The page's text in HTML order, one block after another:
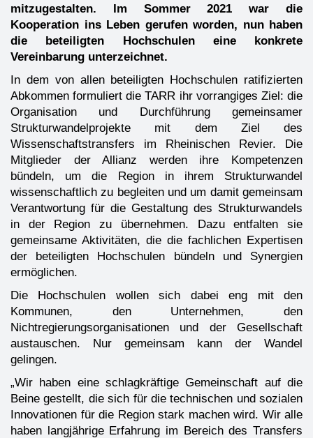
mitzugestalten. Im Sommer 2021 war die
Kooperation ins Leben gerufen worden, nun haben
die beteiligten Hochschulen eine konkrete
Vereinbarung unterzeichnet.
In dem von allen beteiligten Hochschulen ratifizierten
Abkommen formuliert die TARR ihr vorrangiges Ziel: die
Organisation und Durchführung gemeinsamer
Strukturwandelprojekte mit dem Ziel des
Wissenschaftstransfers im Rheinischen Revier. Die
Mitglieder der Allianz werden ihre Kompetenzen
bündeln, um die Region in ihrem Strukturwandel
wissenschaftlich zu begleiten und um damit gemeinsam
Verantwortung für die Gestaltung des Strukturwandels
in der Region zu übernehmen. Dazu entfalten sie
gemeinsame Aktivitäten, die die fachlichen Expertisen
der beteiligten Hochschulen bündeln und Synergien
ermöglichen.
Die Hochschulen wollen sich dabei eng mit den
Kommunen, den Unternehmen, den
Nichtregierungsorganisationen und der Gesellschaft
austauschen. Nur gemeinsam kann der Wandel
gelingen.
„Wir haben eine schlagkräftige Gemeinschaft auf die
Beine gestellt, die sich für die technischen und sozialen
Innovationen für die Region stark machen wird. Wir alle
haben langjährige Erfahrung im Bereich des Transfers